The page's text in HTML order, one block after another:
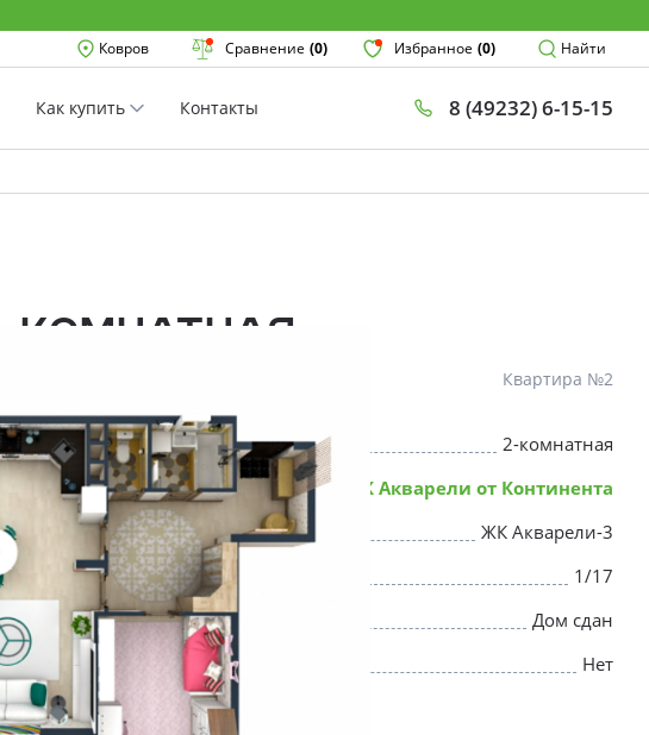
Ковров Сравнение (0) Избранное (0) Найти
Как купить Контакты 8 (49232) 6-15-15
×
Поиск
комнатная
Квартира №2
2-комнатная
ЖК Акварели от Континента
ЖК Акварели-3
1/17
сдачи Дом сдан
Нет
* Скидки предоставляются в